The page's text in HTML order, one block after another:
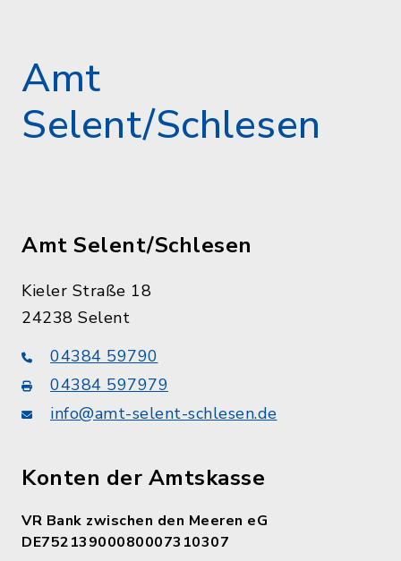
Amt
Selent/Schlesen
Amt Selent/Schlesen
Kieler Straße 18
24238 Selent
04384 59790
04384 597979
info@amt-selent-schlesen.de
Konten der Amtskasse
VR Bank zwischen den Meeren eG
DE75213900080007310307